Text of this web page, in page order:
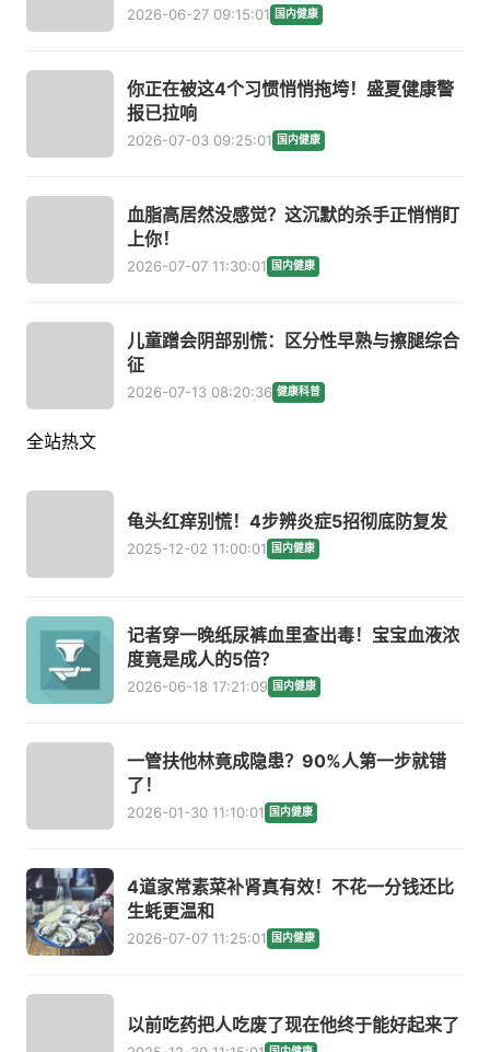
2026-06-27 09:15:01 国内健康
你正在被这4个习惯悄悄拖垮！盛夏健康警
报已拉响
2026-07-03 09:25:01 国内健康
血脂高居然没感觉？这沉默的杀手正悄悄盯
上你！
2026-07-07 11:30:01 国内健康
儿童蹭会阴部别慌：区分性早熟与擦腿综合
征
2026-07-13 08:20:36 健康科普
全站热文
龟头红痒别慌！4步辨炎症5招彻底防复发
2025-12-02 11:00:01 国内健康
记者穿一晚纸尿裤血里查出毒！宝宝血液浓
度竟是成人的5倍？
2026-06-18 17:21:09 国内健康
一管扶他林竟成隐患？90%人第一步就错
了！
2026-01-30 11:10:01 国内健康
4道家常素菜补肾真有效！不花一分钱还比
生蚝更温和
2026-07-07 11:25:01 国内健康
以前吃药把人吃废了现在他终于能好起来了